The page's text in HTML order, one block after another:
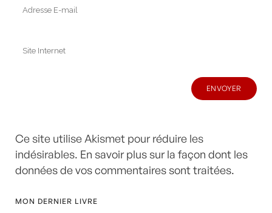
Ce site utilise Akismet pour réduire les
indésirables. En savoir plus sur la façon dont les
données de vos commentaires sont traitées.
MON DERNIER LIVRE